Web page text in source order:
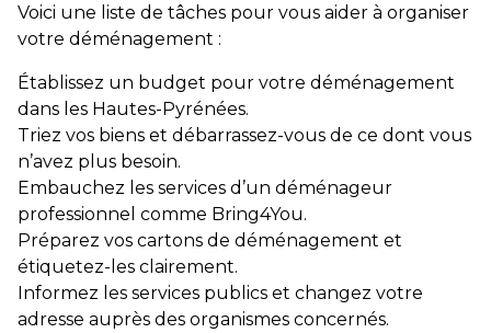
Voici une liste de tâches pour vous aider à organiser
votre déménagement :
Établissez un budget pour votre déménagement
dans les Hautes-Pyrénées.
Triez vos biens et débarrassez-vous de ce dont vous
n’avez plus besoin.
Embauchez les services d’un déménageur
professionnel comme Bring4You.
Préparez vos cartons de déménagement et
étiquetez-les clairement.
Informez les services publics et changez votre
adresse auprès des organismes concernés.